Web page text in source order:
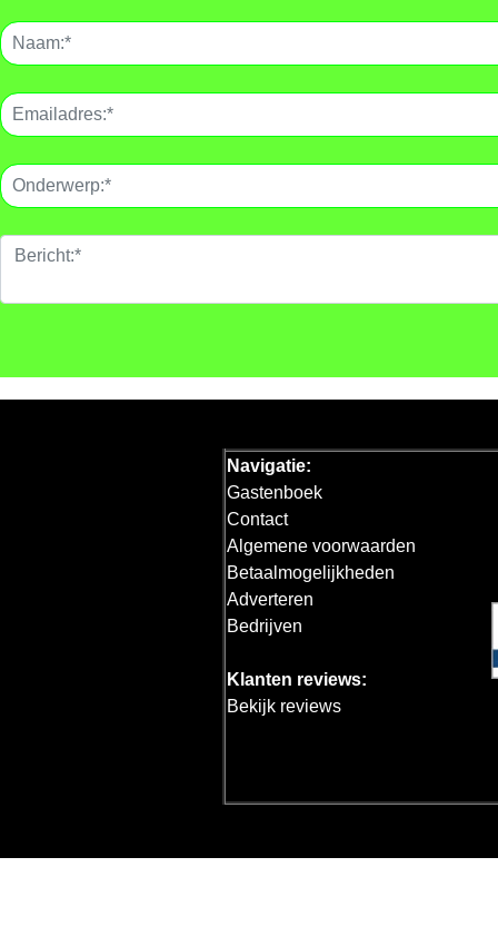
Navigatie:
Gastenboek
Contact
Algemene voorwaarden
Betaalmogelijkheden
Adverteren
Bedrijven
Klanten reviews:
Bekijk reviews